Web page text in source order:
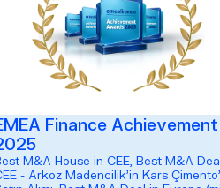
Finance Achievement
M&A House in CEE, Best M&A
- Arkoz Madencilik'in Kars